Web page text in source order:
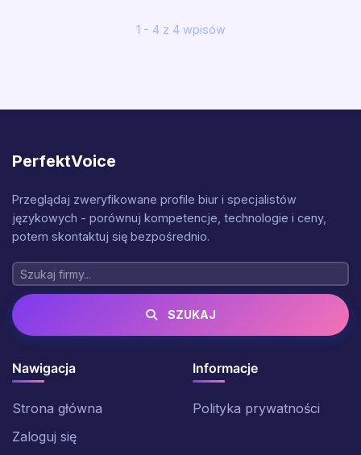
1 - 4 z 4 wpisów
PerfektVoice
Przeglądaj zweryfikowane profile biur i specjalistów
językowych - porównuj kompetencje, technologie i ceny,
potem skontaktuj się bezpośrednio.
SZUKAJ
Nawigacja
Strona główna
Zaloguj się
Informacje
Polityka prywatności